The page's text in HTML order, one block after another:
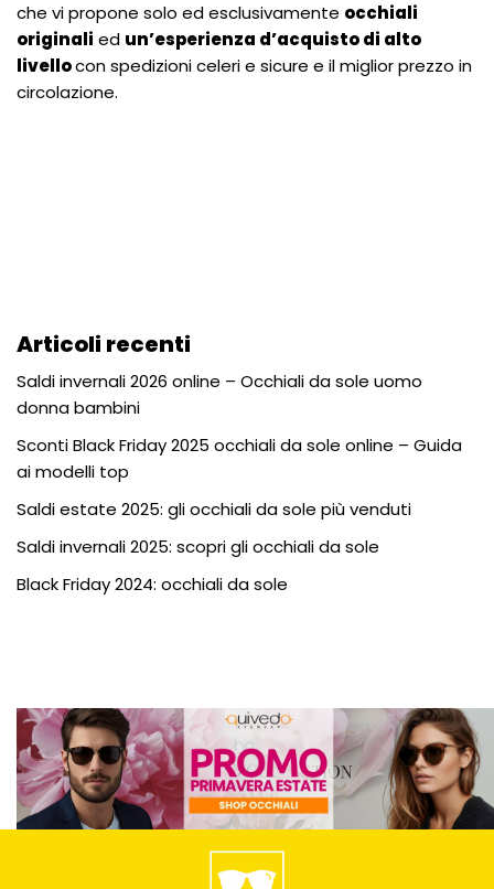
che vi propone solo ed esclusivamente occhiali
originali ed un’esperienza d’acquisto di alto
livellocon spedizioni celeri e sicure e il miglior prezzo in
circolazione.
Articoli recenti
Saldi invernali 2026 online – Occhiali da sole uomo
donna bambini
Sconti Black Friday 2025 occhiali da sole online – Guida
ai modelli top
Saldi estate 2025: gli occhiali da sole più venduti
Saldi invernali 2025: scopri gli occhiali da sole
Black Friday 2024: occhiali da sole